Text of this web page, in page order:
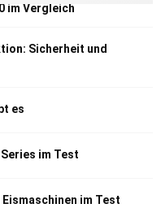
im Vergleich
Sicherheit und
es
im Test
im Test